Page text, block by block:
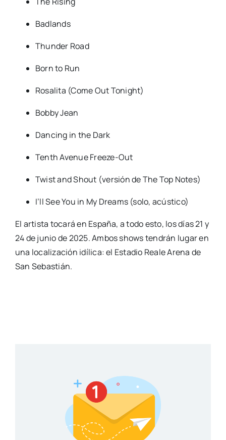
Badlands
Thunder Road
Born to Run
Rosalita (Come Out Tonight)
Bobby Jean
Dancing in the Dark
Tenth Avenue Freeze-Out
Twist and Shout (versión de The Top Notes)
I’ll See You in My Dreams (solo, acústico)
El artista tocará en España, a todo esto, los días 21 y
24 de junio de 2025. Ambos shows tendrán lugar en
una localización idílica: el Estadio Reale Arena de
San Sebastián.